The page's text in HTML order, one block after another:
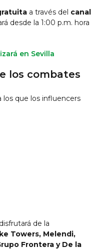
a través del canal
desde la 1:00 p.m. hora
los combates
los que los influencers
de la
Towers, Melendi,
Frontera y De la